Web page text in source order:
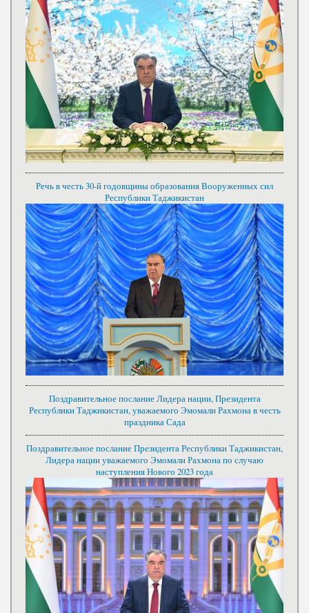
Речь в честь 30-й годовщины образования Вооруженных сил
Республики Таджикистан
Поздравительное послание Лидера нации, Президента
Республики Таджикистан, уважаемого Эмомали Рахмона в честь
праздника Сада
Поздравительное послание Президента Республики Таджикистан,
Лидера нации уважаемого Эмомали Рахмона по случаю
наступления Нового 2023 года